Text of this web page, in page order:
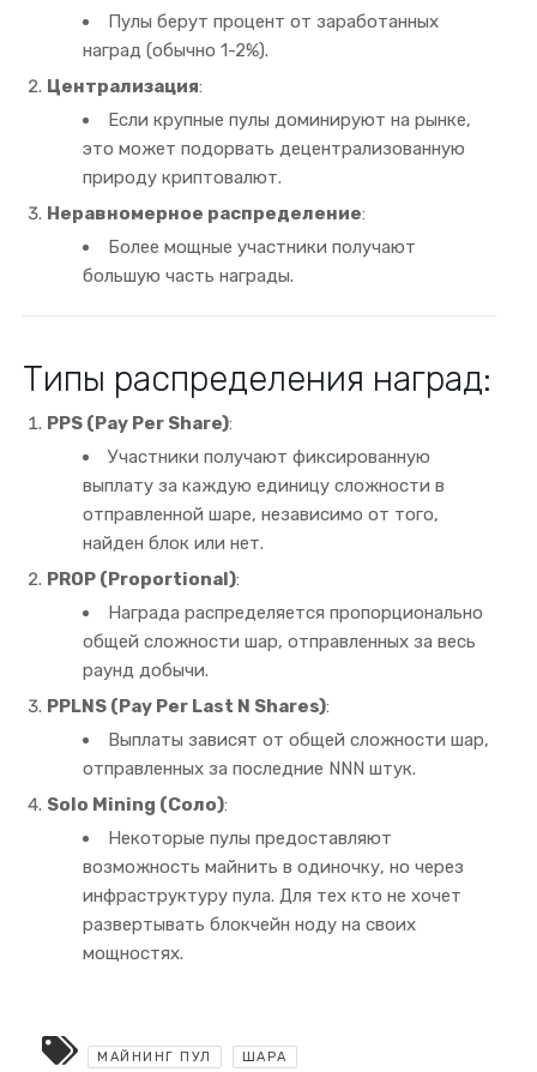
Пулы берут процент от заработанных
наград (обычно 1-2%).
Централизация:
Если крупные пулы доминируют на рынке,
это может подорвать децентрализованную
природу криптовалют.
Неравномерное распределение:
Более мощные участники получают
большую часть награды.
Типы распределения наград:
PPS (Pay Per Share):
Участники получают фиксированную
выплату за каждую единицу сложности в
отправленной шаре, независимо от того,
найден блок или нет.
PROP (Proportional):
Награда распределяется пропорционально
общей сложности шар, отправленных за весь
раунд добычи.
PPLNS (Pay Per Last N Shares):
Выплаты зависят от общей сложности шар,
отправленных за последние NNN штук.
Solo Mining (Соло):
Некоторые пулы предоставляют
возможность майнить в одиночку, но через
инфраструктуру пула. Для тех кто не хочет
развертывать блокчейн ноду на своих
мощностях.
МАЙНИНГ ПУЛ ШАРА